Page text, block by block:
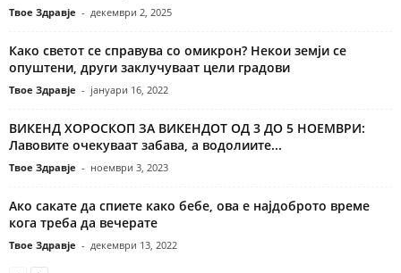
Твое Здравје - декември 2, 2025
Како светот се справува со омикрон? Некои земји се
опуштени, други заклучуваат цели градови
Твое Здравје - јануари 16, 2022
ВИКЕНД ХОРОСКОП ЗА ВИКЕНДОТ ОД 3 ДО 5 НОЕМВРИ:
Лавовите очекуваат забава, а водолиите...
Твое Здравје - ноември 3, 2023
Ако сакате да спиете како бебе, ова е најдоброто време
кога треба да вечерате
Твое Здравје - декември 13, 2022